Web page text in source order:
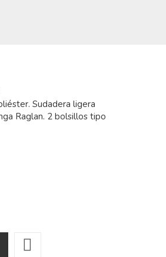
Sudadera ligera
Raglan. 2 bolsillos tipo